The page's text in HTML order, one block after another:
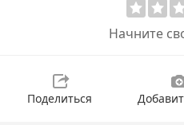
Начните
Поделиться